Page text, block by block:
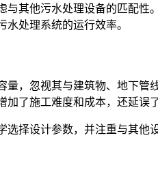
其他污水处理设备的匹配性
处理系统的运行效率。
，忽视其与建筑物、地下管
了施工难度和成本，还延误了
择设计参数，并注重与其他